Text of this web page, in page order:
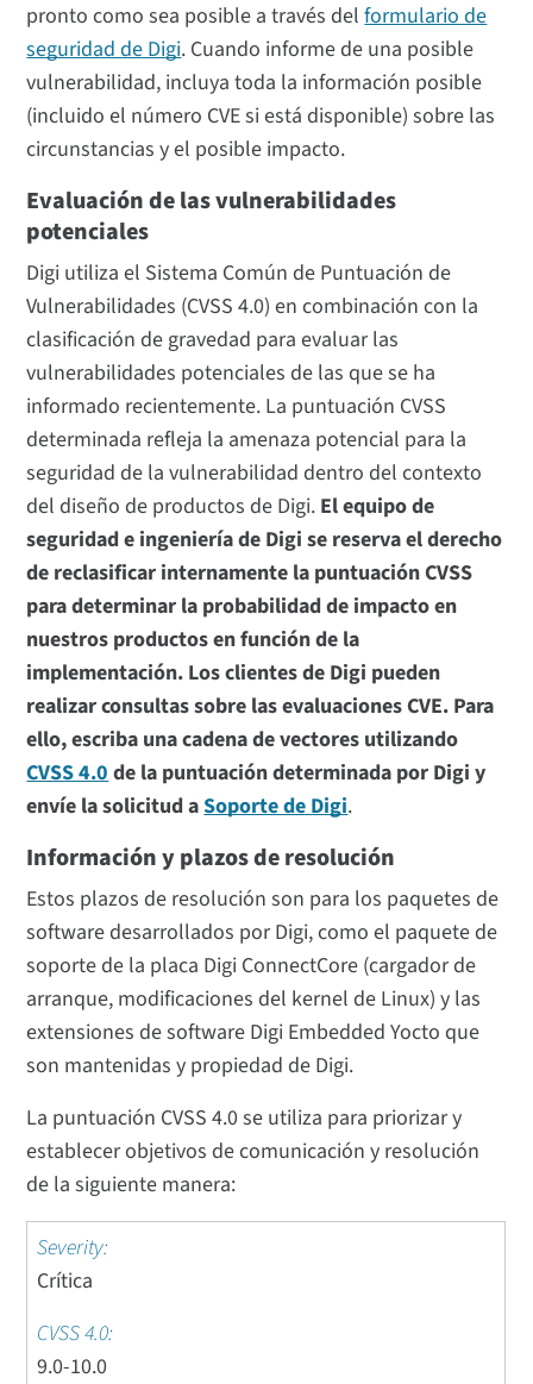
pronto como sea posible a través delformulario de
seguridad de Digi. Cuando informe de una posible
vulnerabilidad, incluya toda la información posible
(incluido el número CVE si está disponible) sobre las
circunstancias y el posible impacto.
Evaluación de las vulnerabilidades
potenciales
Digi utiliza el Sistema Común de Puntuación de
Vulnerabilidades (CVSS 4.0) en combinación con la
clasificación de gravedad para evaluar las
vulnerabilidades potenciales de las que se ha
informado recientemente. La puntuación CVSS
determinada refleja la amenaza potencial para la
seguridad de la vulnerabilidad dentro del contexto
del diseño de productos de Digi. El equipo de
seguridad e ingeniería de Digi se reserva el derecho
de reclasificar internamente la puntuación CVSS
para determinar la probabilidad de impacto en
nuestros productos en función de la
implementación. Los clientes de Digi pueden
realizar consultas sobre las evaluaciones CVE. Para
ello, escriba una cadena de vectores utilizando
CVSS 4.0de la puntuación determinada por Digi y
envíe la solicitud aSoporte de Digi.
Información y plazos de resolución
Estos plazos de resolución son para los paquetes de
software desarrollados por Digi, como el paquete de
soporte de la placa Digi ConnectCore (cargador de
arranque, modificaciones del kernel de Linux) y las
extensiones de software Digi Embedded Yocto que
son mantenidas y propiedad de Digi.
La puntuación CVSS 4.0 se utiliza para priorizar y
establecer objetivos de comunicación y resolución
de la siguiente manera:
Crítica
9.0-10.0